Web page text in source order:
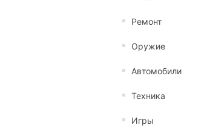
Ремонт
Оружие
Автомобили
Техника
Игры